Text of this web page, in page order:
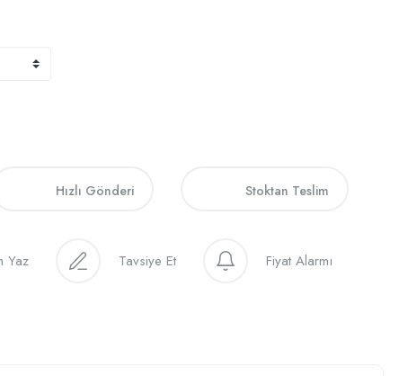
Hızlı Gönderi Stoktan Teslim
Yaz Tavsiye Et Fiyat Alarmı